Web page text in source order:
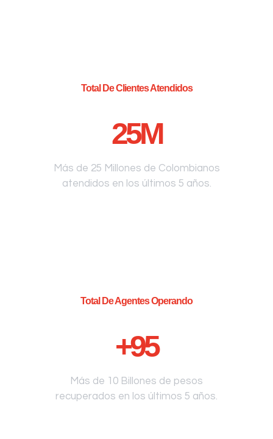
Total De Clientes Atendidos
25M
Más de 25 Millones de Colombianos
atendidos en los últimos 5 años.
Total De Agentes Operando
+95
Más de 10 Billones de pesos
recuperados en los últimos 5 años.